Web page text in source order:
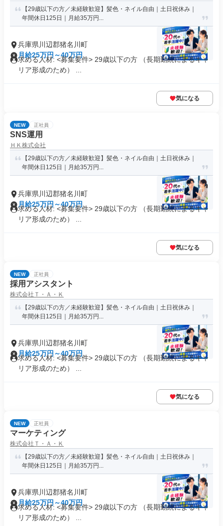
【29歳以下の方／未経験歓迎】髪色・ネイル自由｜土日祝休み｜
年間休日125日｜月給35万円...
兵庫県川辺郡猪名川町
月給25万円～40万円
求める人材: <募集要件> 29歳以下の方 （長期勤続によるキャ
リア形成のため） ...
気になる
NEW 正社員
SNS運用
ＨＫ株式会社
【29歳以下の方／未経験歓迎】髪色・ネイル自由｜土日祝休み｜
年間休日125日｜月給35万円...
兵庫県川辺郡猪名川町
月給25万円～40万円
求める人材: <募集要件> 29歳以下の方 （長期勤続によるキャ
リア形成のため） ...
気になる
NEW 正社員
採用アシスタント
株式会社Ｔ・Ａ・Ｋ
【29歳以下の方／未経験歓迎】髪色・ネイル自由｜土日祝休み｜
年間休日125日｜月給35万円...
兵庫県川辺郡猪名川町
月給25万円～40万円
求める人材: <募集要件> 29歳以下の方 （長期勤続によるキャ
リア形成のため） ...
気になる
NEW 正社員
マーケティング
株式会社Ｔ・Ａ・Ｋ
【29歳以下の方／未経験歓迎】髪色・ネイル自由｜土日祝休み｜
年間休日125日｜月給35万円...
兵庫県川辺郡猪名川町
月給25万円～40万円
求める人材: <募集要件> 29歳以下の方 （長期勤続によるキャ
リア形成のため） ...